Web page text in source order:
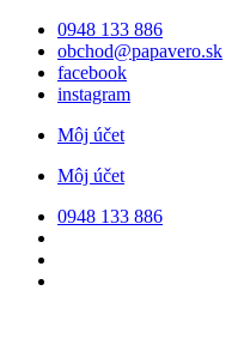
Preskočiť
obsah
0948 133 886
obchod@papavero.sk
facebook
instagram
Môj účet
Môj účet
0948 133 886